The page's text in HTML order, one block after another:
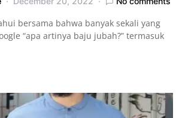
bersama bahwa banyak sekali yang
“apa artinya baju jubah?” termasuk